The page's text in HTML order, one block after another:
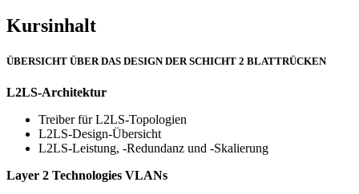
Kursinhalt
ÜBERSICHT ÜBER DAS DESIGN DER SCHICHT 2 BLATTRÜCKEN
L2LS-Architektur
Treiber für L2LS-Topologien
L2LS-Design-Übersicht
L2LS-Leistung, -Redundanz und -Skalierung
Layer 2 Technologies VLANs